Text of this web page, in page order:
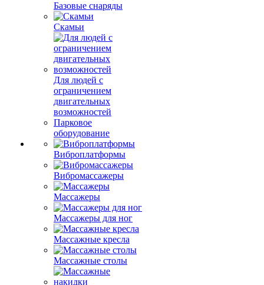
Базовые снаряды
Скамьи
Для людей с
ограничением
двигательных
возможностей
Парковое
оборудование
Виброплатформы
Вибромассажеры
Массажеры
Массажеры для ног
Массажные кресла
Массажные столы